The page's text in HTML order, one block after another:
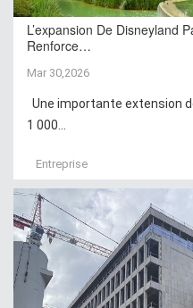
L’expansion De Disneyland
Renforce…
Mar 30,2026
Une importante extension
1 000...
Entreprise